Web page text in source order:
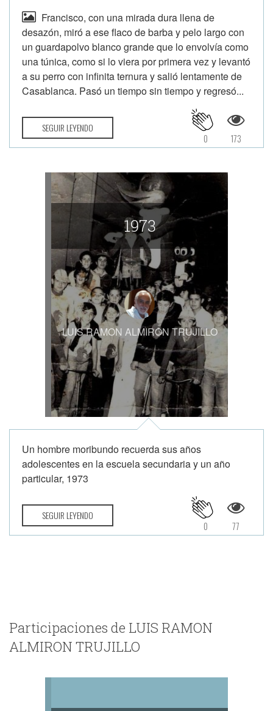
Francisco, con una mirada dura llena de
desazón, miró a ese flaco de barba y pelo largo con
un guardapolvo blanco grande que lo envolvía como
una túnica, como si lo viera por primera vez y levantó
a su perro con infinita ternura y salió lentamente de
Casablanca. Pasó un tiempo sin tiempo y regresó...
SEGUIR LEYENDO
173
0
1973
LUIS RAMON ALMIRON TRUJILLO
Un hombre moribundo recuerda sus años
adolescentes en la escuela secundaria y un año
particular, 1973
SEGUIR LEYENDO
77
0
Participaciones de LUIS RAMON
ALMIRON TRUJILLO